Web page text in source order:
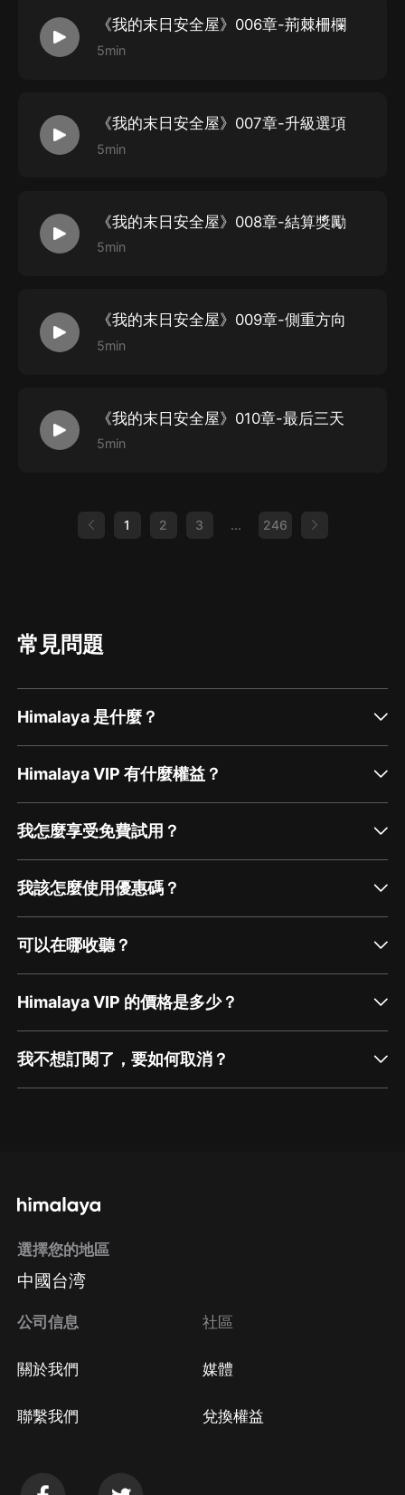
《我的末日安全屋》006章-荊棘柵欄
5min
《我的末日安全屋》007章-升級選項
5min
《我的末日安全屋》008章-結算獎勵
5min
《我的末日安全屋》009章-側重方向
5min
《我的末日安全屋》010章-最后三天
5min
1 2 3 ... 246
常見問題
Himalaya 是什麼？
Himalaya VIP 有什麼權益？
我怎麼享受免費試用？
我該怎麼使用優惠碼？
可以在哪收聽？
Himalaya VIP 的價格是多少？
我不想訂閱了，要如何取消？
方法 Google Play取消訂閱方法
選擇您的地區
中國台湾
公司信息
關於我們
聯繫我們
社區
媒體
兌換權益